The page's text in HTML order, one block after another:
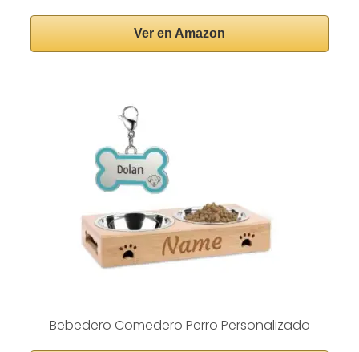
Ver en Amazon
Bebedero Comedero Perro Personalizado